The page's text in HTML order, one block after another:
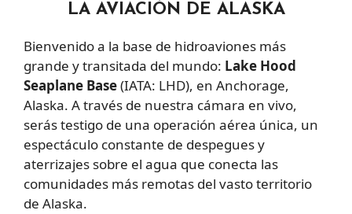
LA AVIACIÓN DE ALASKA
Bienvenido a la base de hidroaviones más
grande y transitada del mundo: Lake Hood
Seaplane Base(IATA: LHD), en Anchorage,
Alaska. A través de nuestra cámara en vivo,
serás testigo de una operación aérea única, un
espectáculo constante de despegues y
aterrizajes sobre el agua que conecta las
comunidades más remotas del vasto territorio
de Alaska.